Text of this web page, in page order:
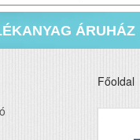
ÁRUHÁZ
Főoldal